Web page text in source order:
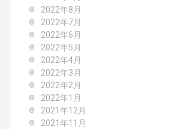
2022年8月
2022年7月
2022年6月
2022年5月
2022年4月
2022年3月
2022年2月
2022年1月
2021年12月
2021年11月